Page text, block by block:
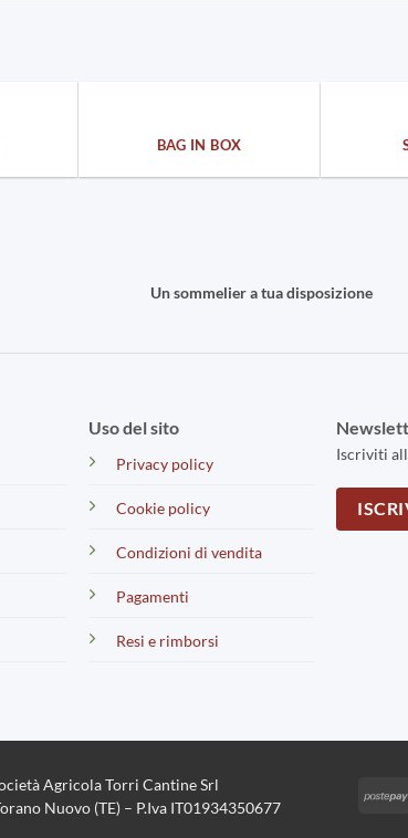
BAG IN BOX
Un sommelier a tua disposizione
Uso del sito
Privacy policy
Cookie policy
Condizioni di vendita
Pagamenti
Resi e rimborsi
Iscriviti
Agricola Torri Cantine Srl
Nuovo (TE) – P.Iva IT01934350677